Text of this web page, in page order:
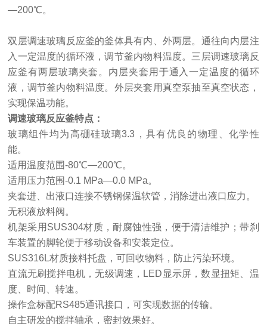
—200℃。
双层调速玻璃反应釜的釜体具有内、外两层。通往向内层注
入一定温度的循环液，调节釜内物料温度。三层调速玻璃反
应釜有两层玻璃夹套。内层夹套用于通入一定温度的循环
液，调节釜内物料温度。外层夹套用真空泵抽至真空状态，
实现保温功能。
调速玻璃反应釜特点 ：
玻璃组件均为高硼硅玻璃3.3 ，具有优良的物理、化学性
能。
适用温度范围-80℃—200℃。
适用压力范围-0.1 MPa—0.0 MPa。
夹套进、出液口连接不锈钢保温软管，消除进出液口应力。
无积液放料阀 。
机架采用 SUS304材质，耐腐蚀性强，便于清洁维护；带刹
车装置的脚轮便于移动设备和安装定位。
SUS316L材质接料托盘，可回收物料， 防止污染环境。
直流无刷搅拌电机，无级调速， LED 显示屏，数显扭矩、温
度、时间、转速。
操作盒标配RS485通讯接口，可实现数据的传输。
自主研发的搅拌轴承，密封效果好。